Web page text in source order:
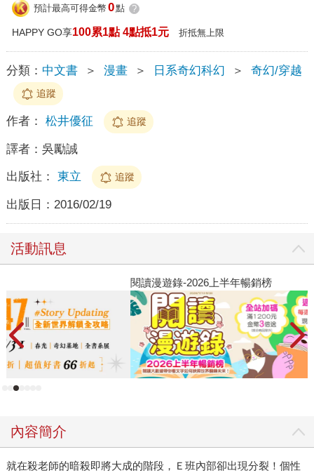
預計最高可得金幣 0點 ?
HAPPY GO享100累1點 4點抵1元 折抵無上限
分類： 中文書 ＞ 漫畫 ＞ 日系奇幻科幻 ＞ 奇幻/穿越
追蹤
作者： 松井優征 追蹤
譯者： 吳勵誠
出版社： 東立 追蹤
出版日： 2016/02/19
活動訊息
閱讀漫遊錄-2026上半年暢銷榜
內容簡介
就在殺老師的暗殺即將大成的階段，Ｅ班內部卻出現分裂！個性